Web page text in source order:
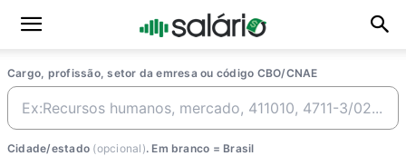
Cargo, profissão, setor da emresa ou código CBO/CNAE
Cidade/estado (opcional). Em branco = Brasil